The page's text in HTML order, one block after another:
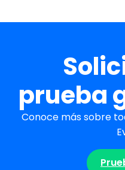
prueba
Conoce más sobre